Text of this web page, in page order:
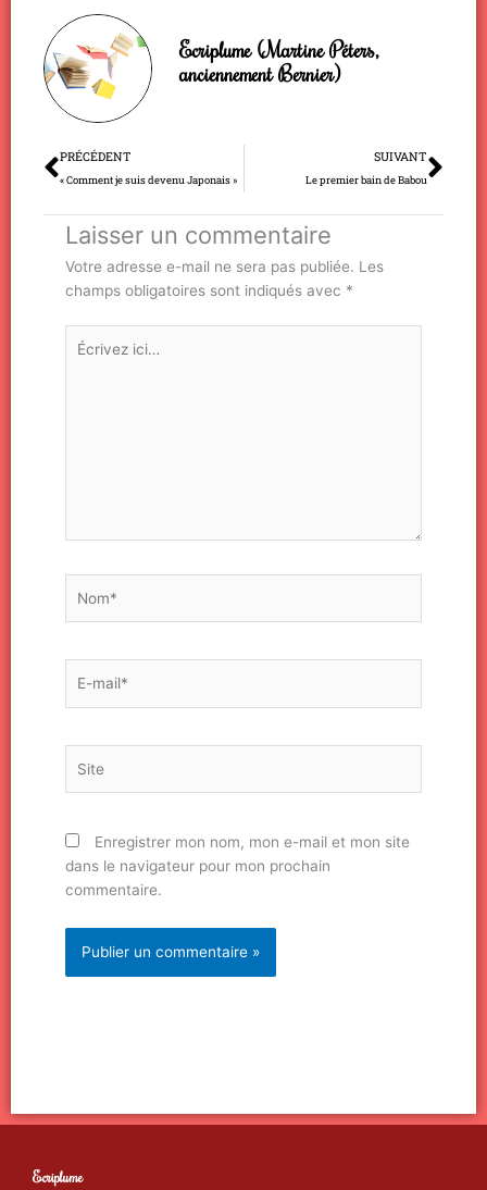
Ecriplume (Martine Péters,
anciennement Bernier)
Précédent
PRÉCÉDENT
« Comment je suis devenu Japonais »
SUIVANT
Le premier bain de Babou
Laisser un commentaire
Votre adresse e-mail ne sera pas publiée. Les
champs obligatoires sont indiqués avec *
Écrivez
ici…
mail*
Enregistrer mon nom, mon e-mail et mon site
dans le navigateur pour mon prochain
commentaire.
Ecriplume